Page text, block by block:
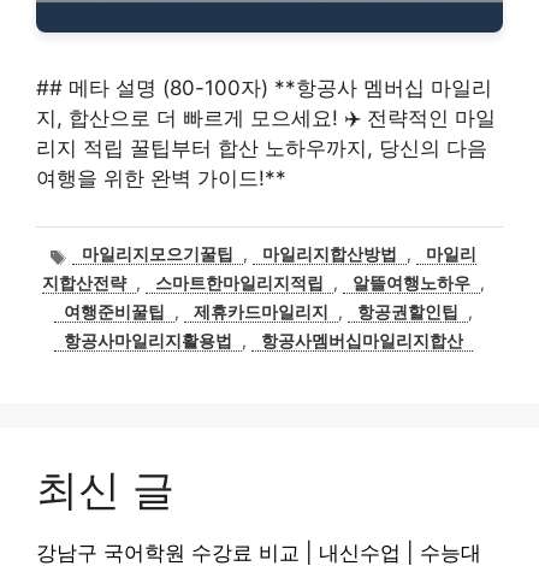
## 메타 설명 (80-100자) **항공사 멤버십 마일리
지, 합산으로 더 빠르게 모으세요! ✈️ 전략적인 마일
리지 적립 꿀팁부터 합산 노하우까지, 당신의 다음
여행을 위한 완벽 가이드!**
태
그
마일리지모으기꿀팁 , 마일리지합산방법 ,
마일리
지합산전략 , 스마트한마일리지적립 , 알뜰여행노하우 ,
여행준비꿀팁
, 제휴카드마일리지 , 항공권할인팁
,
항공사마일리지활용법
, 항공사멤버십마일리지합산
최신 글
강남구 국어학원 수강료 비교 | 내신수업 | 수능대